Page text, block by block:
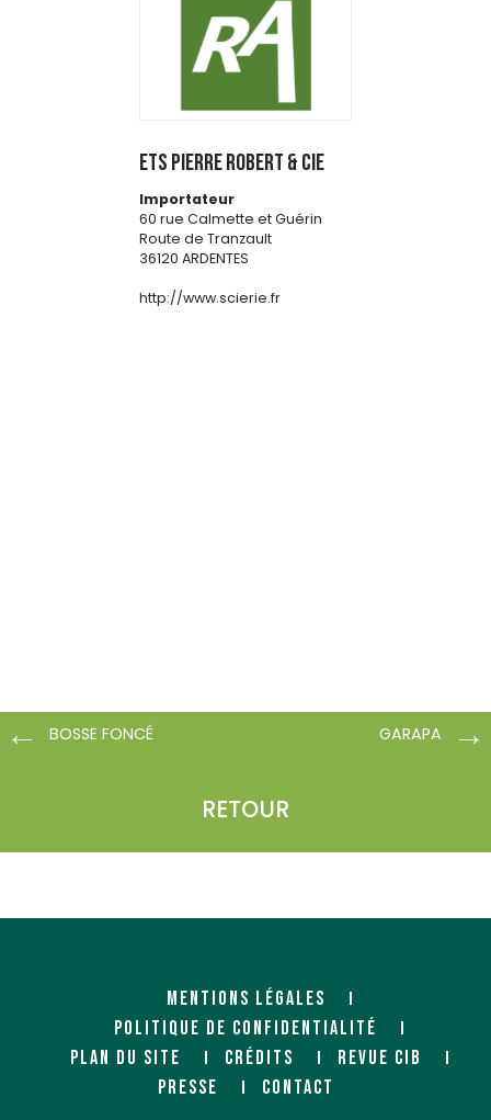
Ets PIERRE ROBERT & CIE
Importateur
60 rue Calmette et Guérin
Route de Tranzault
36120 ARDENTES
http://www.scierie.fr
BOSSE FONCÉ
RETOUR
GARAPA
MENTIONS LÉGALES
POLITIQUE DE CONFIDENTIALITÉ
PLAN DU SITE
CRÉDITS
REVUE CIB
PRESSE
CONTACT